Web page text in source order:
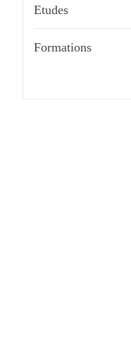
Etudes
Formations